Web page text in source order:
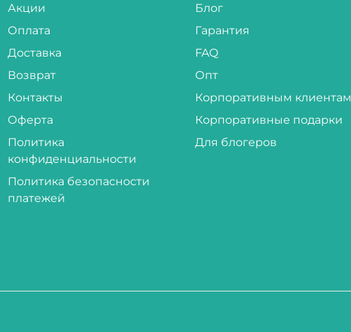
Акции
Оплата
Доставка
Возврат
Контакты
Оферта
Политика
конфиденциальности
Политика безопасности
платежей
Блог
Гарантия
FAQ
Опт
Корпоративным клиентам
Корпоративные подарки
Для блогеров